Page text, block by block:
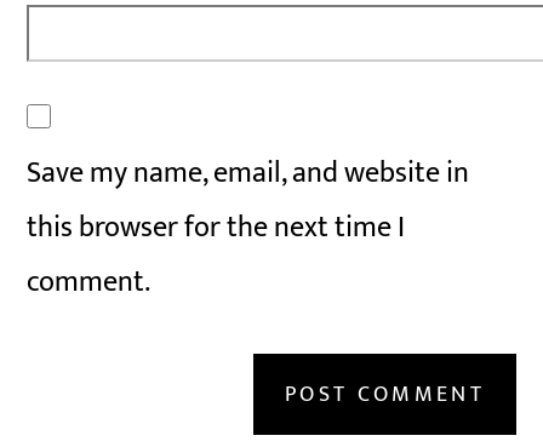
Save my name, email, and website in
this browser for the next time I
comment.